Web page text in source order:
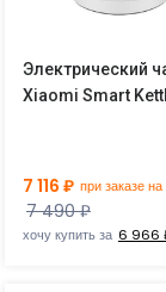
Электрический
Xiaomi Smart
7 116 ₽ при заказе
7 490 ₽
хочу купить за 6 966